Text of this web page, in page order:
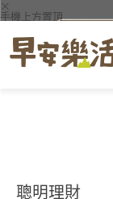
×
手機上方置頂
聰明理財